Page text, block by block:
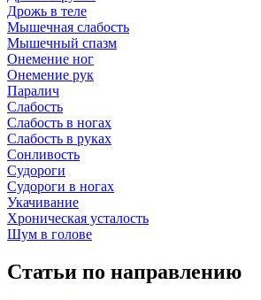
Дрожь в теле
Мышечная слабость
Мышечный спазм
Онемение ног
Онемение рук
Паралич
Слабость
Слабость в ногах
Слабость в руках
Сонливость
Судороги
Судороги в ногах
Укачивание
Хроническая усталость
Шум в голове
Статьи по направлению